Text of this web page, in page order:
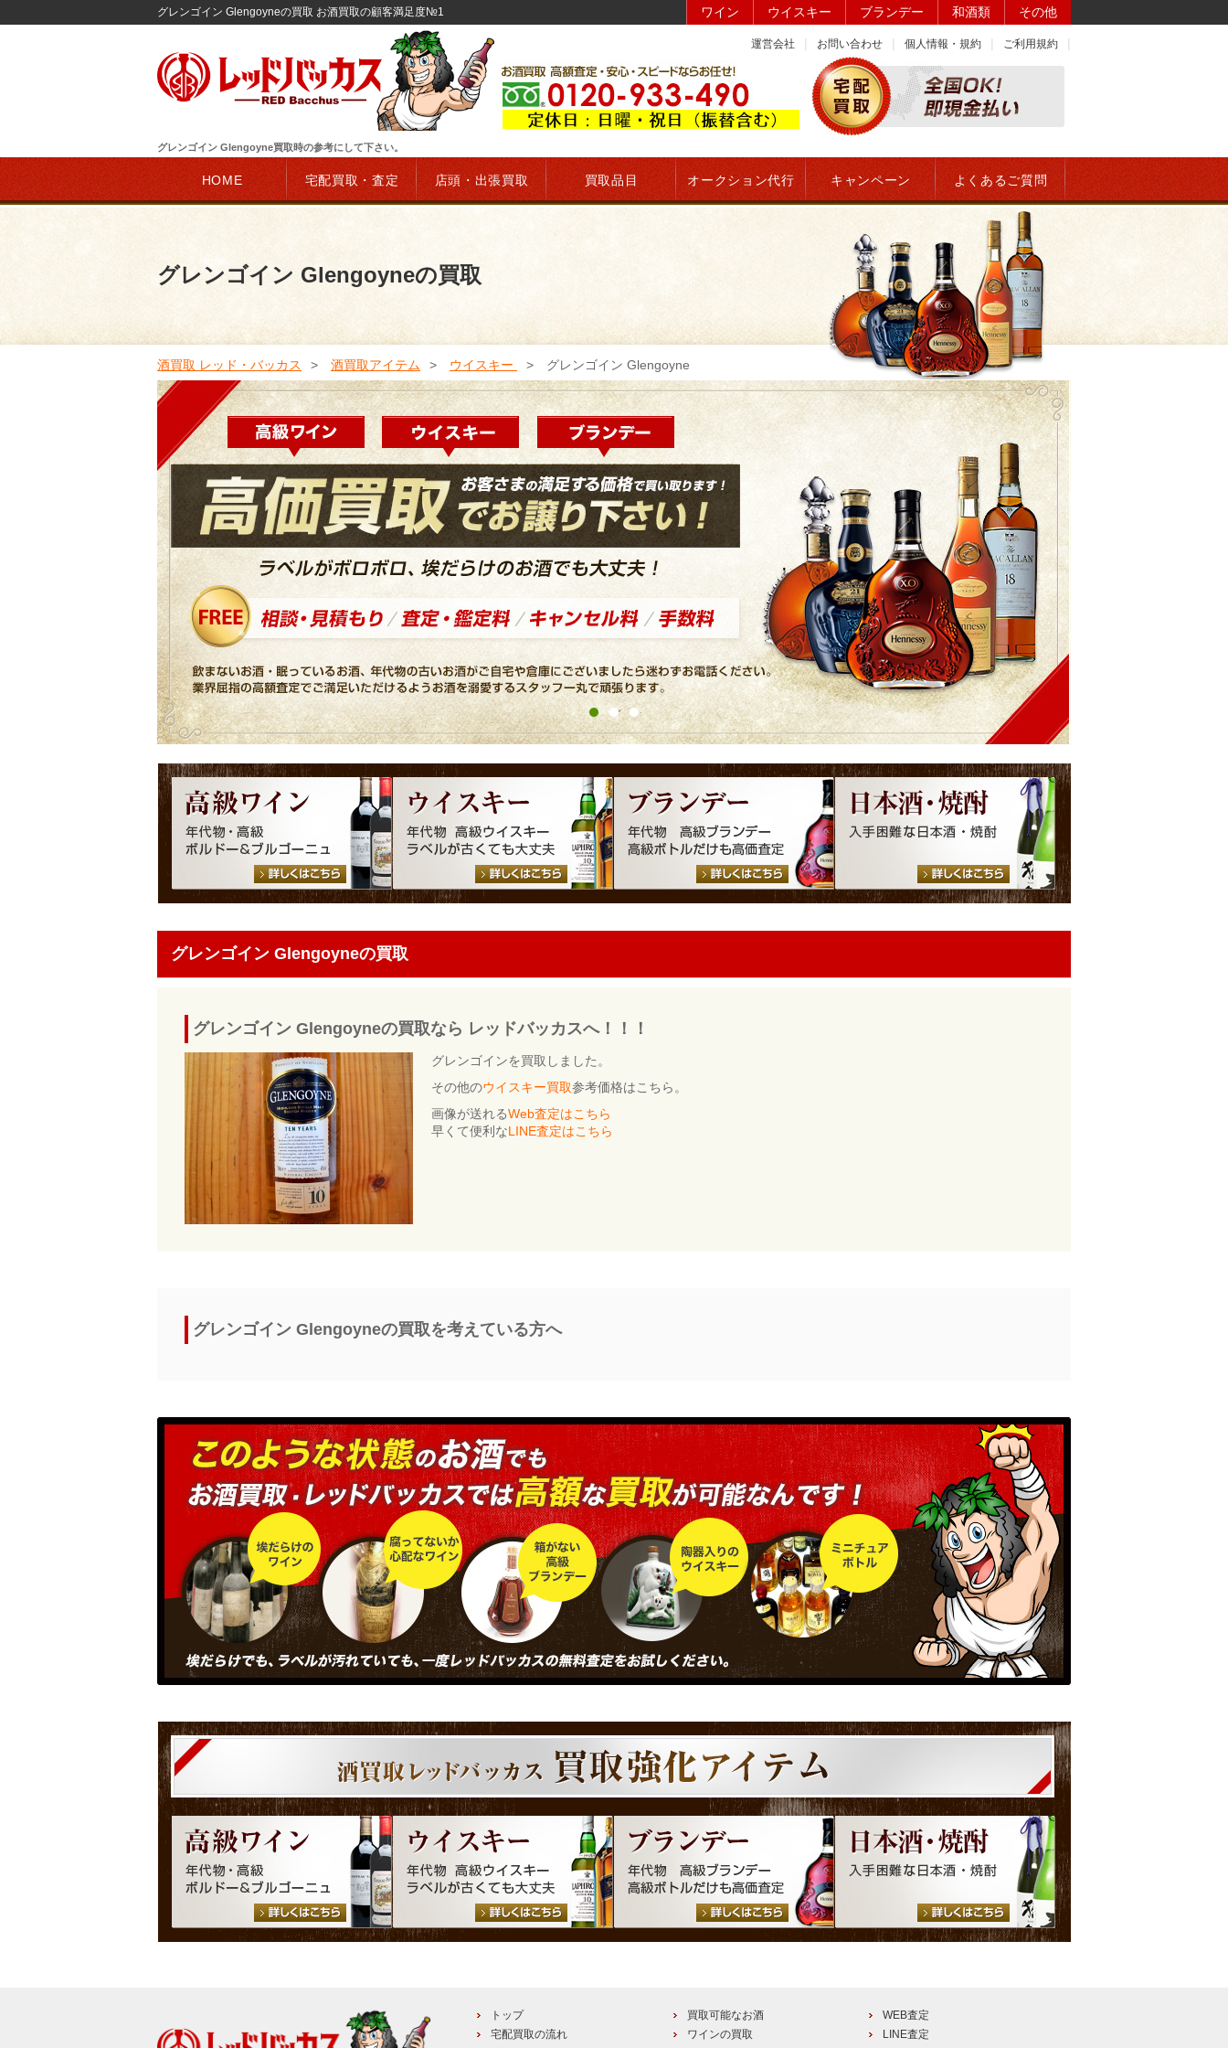
グレンゴイン Glengoyneの買取 お酒買取の顧客満足度№1 ワイン ウイスキー ブランデー 和酒類 その他
運営会社 お問い合わせ 個人情報・規約 ご利用規約
グレンゴイン Glengoyne買取時の参考にして下さい。
HOME 宅配買取・査定 店頭・出張買取 買取品目 オークション代行 キャンペーン よくあるご質問
グレンゴイン Glengoyneの買取
酒買取 レッド・バッカス 酒買取アイテム ウイスキー グレンゴイン Glengoyne
グレンゴイン Glengoyneの買取
グレンゴイン Glengoyneの買取なら レッドバッカスへ！！！
グレンゴインを買取しました。
その他のウイスキー買取参考価格はこちら。
画像が送れるWeb査定はこちら
早くて便利なLINE査定はこちら
グレンゴイン Glengoyneの買取を考えている方へ
トップ
宅配買取の流れ
買取可能なお酒
ワインの買取
WEB査定
LINE査定